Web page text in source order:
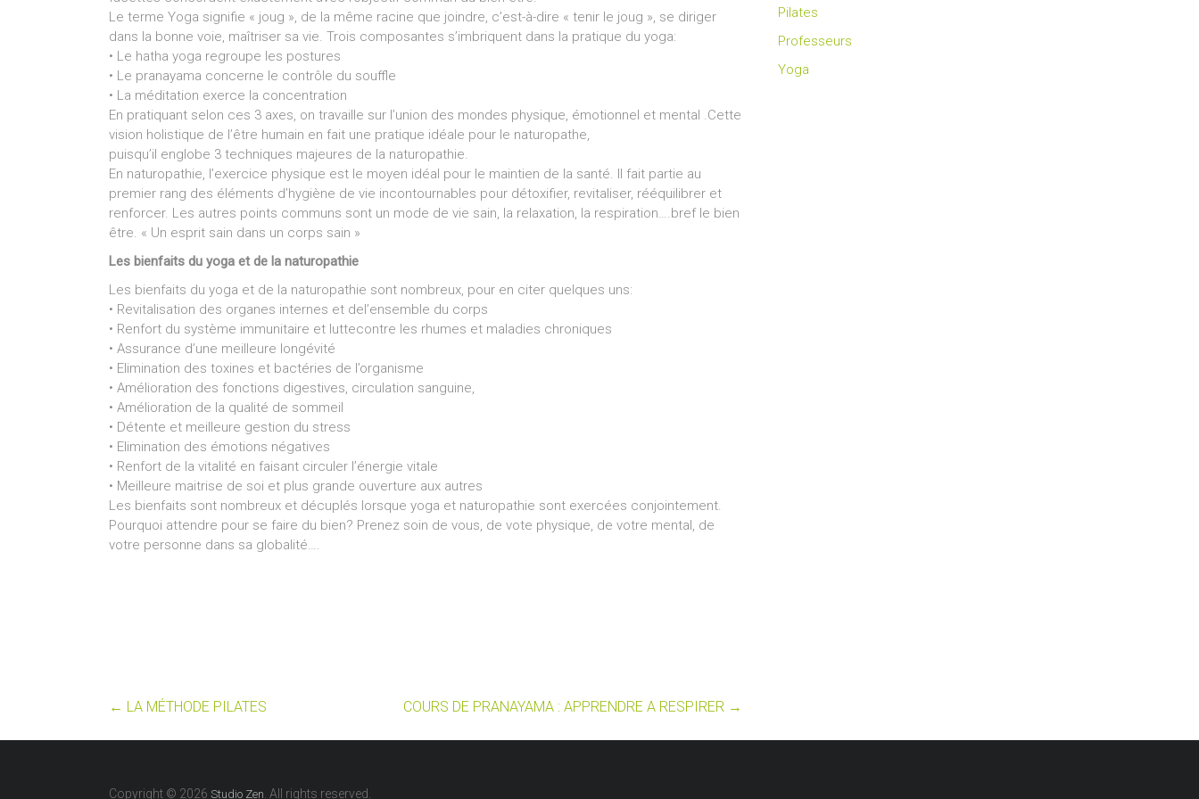
Le terme Yoga signifie « joug », de la même racine que joindre, c’est-à-dire « tenir le joug », se diriger
dans la bonne voie, maîtriser sa vie. Trois composantes s’imbriquent dans la pratique du yoga:
• Le hatha yoga regroupe les postures
• Le pranayama concerne le contrôle du souffle
• La méditation exerce la concentration
En pratiquant selon ces 3 axes, on travaille sur l’union des mondes physique, émotionnel et mental .Cette
vision holistique de l’être humain en fait une pratique idéale pour le naturopathe,
puisqu’il englobe 3 techniques majeures de la naturopathie.
En naturopathie, l’exercice physique est le moyen idéal pour le maintien de la santé. Il fait partie au
premier rang des éléments d’hygiène de vie incontournables pour détoxifier, revitaliser, rééquilibrer et
renforcer. Les autres points communs sont un mode de vie sain, la relaxation, la respiration….bref le bien
être. « Un esprit sain dans un corps sain »
Les bienfaits du yoga et de la naturopathie
Les bienfaits du yoga et de la naturopathie sont nombreux, pour en citer quelques uns:
• Revitalisation des organes internes et del’ensemble du corps
• Renfort du système immunitaire et luttecontre les rhumes et maladies chroniques
• Assurance d’une meilleure longévité
• Elimination des toxines et bactéries de l’organisme
• Amélioration des fonctions digestives, circulation sanguine,
• Amélioration de la qualité de sommeil
• Détente et meilleure gestion du stress
• Elimination des émotions négatives
• Renfort de la vitalité en faisant circuler l’énergie vitale
• Meilleure maitrise de soi et plus grande ouverture aux autres
Les bienfaits sont nombreux et décuplés lorsque yoga et naturopathie sont exercées conjointement.
Pourquoi attendre pour se faire du bien? Prenez soin de vous, de vote physique, de votre mental, de
votre personne dans sa globalité….
← LA MÉTHODE PILATES COURS DE PRANAYAMA : APPRENDRE A RESPIRER →
Pilates
Professeurs
Yoga
Copyright © 2026 Studio Zen . All rights reserved.